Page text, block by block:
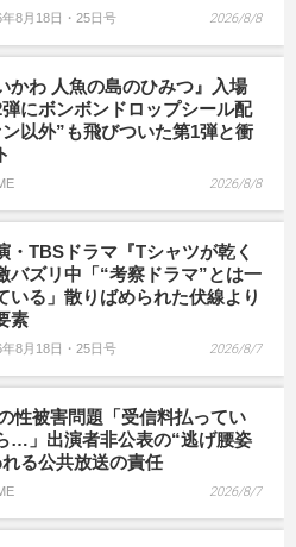
8月18日・25日号 2026/8/8
かわ 人魚の島のひみつ』入場
にボンボンドロップシール配
以外”も飛びついた第1弾と衝
2026/8/8
・TBSドラマ『Tシャツが乾く
バズリ中「“考察ドラマ”とは一
いる」散りばめられた伏線より
素
8月18日・25日号 2026/8/7
性被害問題「受信料払ってい
…」出演者非公表の“逃げ腰姿
る公共放送の責任
2026/8/7